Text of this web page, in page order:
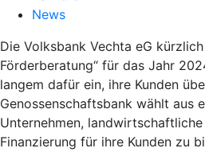
News
Die Volksbank Vechta eG
Förderberatung“ für das Jahr
langem dafür ein, ihre Kunden
Genossenschaftsbank wählt aus
Unternehmen,
Finanzierung für ihre Kunden zu